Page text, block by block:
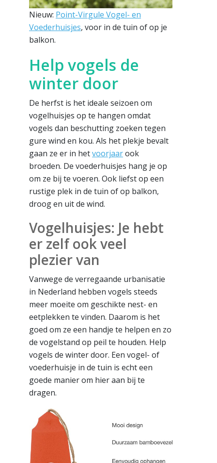
Nieuw: Point-Virgule Vogel- en
Voederhuisjes, voor in de tuin of op je
balkon.
Help vogels de
winter door
De herfst is het ideale seizoen om
vogelhuisjes op te hangen omdat
vogels dan beschutting zoeken tegen
gure wind en kou. Als het plekje bevalt
gaan ze er in hetvoorjaarook
broeden. De voederhuisjes hang je op
om ze bij te voeren. Ook liefst op een
rustige plek in de tuin of op balkon,
droog en uit de wind.
Vogelhuisjes: Je hebt
er zelf ook veel
plezier van
Vanwege de verregaande urbanisatie
in Nederland hebben vogels steeds
meer moeite om geschikte nest- en
eetplekken te vinden. Daarom is het
goed om ze een handje te helpen en zo
de vogelstand op peil te houden. Help
vogels de winter door. Een vogel- of
voederhuisje in de tuin is echt een
goede manier om hier aan bij te
dragen.